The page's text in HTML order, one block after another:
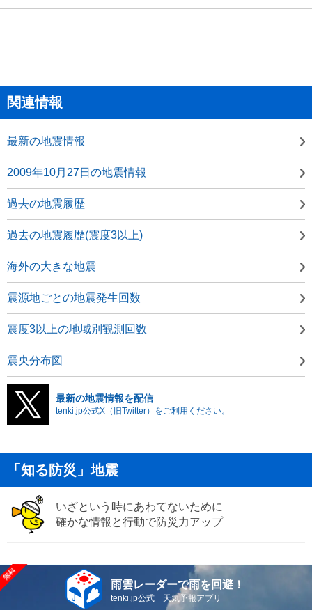
関連情報
最新の地震情報
2009年10月27日の地震情報
過去の地震履歴
過去の地震履歴(震度3以上)
海外の大きな地震
震源地ごとの地震発生回数
震度3以上の地域別観測回数
震央分布図
最新の地震情報を配信
tenki.jp公式X（旧Twitter）をご利用ください。
「知る防災」地震
いざという時にあわてないために
確かな情報と行動で防災力アップ
雨雲レーダーで雨を回避！
tenki.jp公式 天気予報アプリ